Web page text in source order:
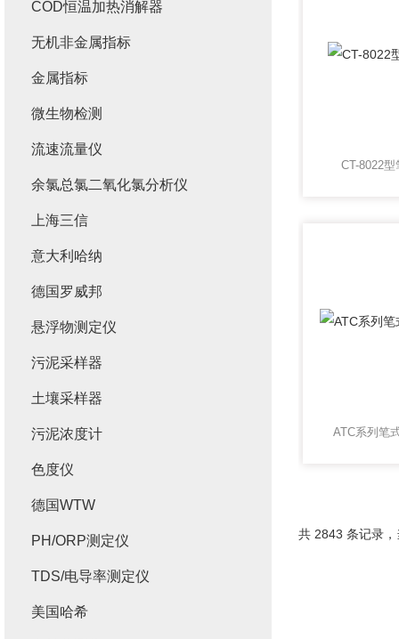
CT-8022
ATC系列笔
共 2843 条记录
COD恒温加热消解器
无机非金属指标
金属指标
微生物检测
流速流量仪
余氯总氯二氧化氯分析仪
上海三信
意大利哈纳
德国罗威邦
悬浮物测定仪
污泥采样器
土壤采样器
污泥浓度计
色度仪
德国WTW
PH/ORP测定仪
TDS/电导率测定仪
美国哈希